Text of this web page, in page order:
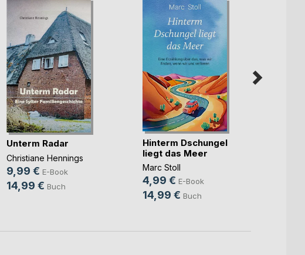
Unterm Radar
Christiane Hennings
9,99 € E-Book
14,99 € Buch
Hinterm Dschungel
liegt das Meer
Marc Stoll
4,99 € E-Book
14,99 € Buch